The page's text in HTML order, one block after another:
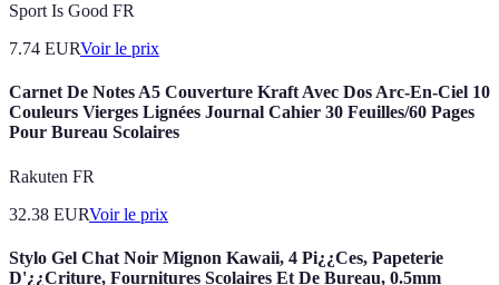
Sport Is Good FR
7.74 EURVoir le prix
Carnet De Notes A5 Couverture Kraft Avec Dos Arc-En-Ciel 10
Couleurs Vierges Lignées Journal Cahier 30 Feuilles/60 Pages
Pour Bureau Scolaires
Rakuten FR
32.38 EURVoir le prix
Stylo Gel Chat Noir Mignon Kawaii, 4 Pi¿¿Ces, Papeterie
D'¿¿Criture, Fournitures Scolaires Et De Bureau, 0.5mm